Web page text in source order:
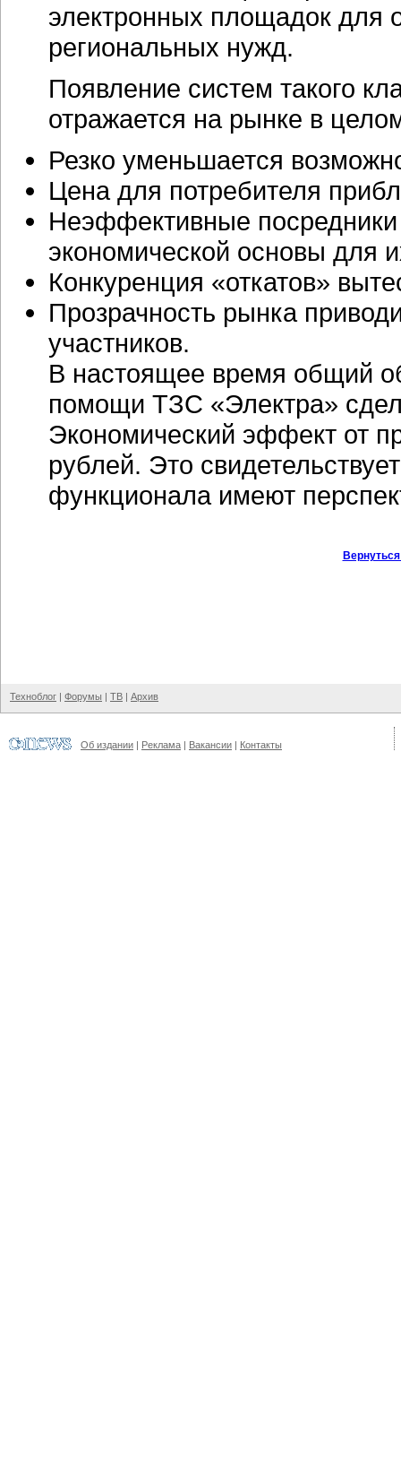
электронных площадок для
региональных нужд.
Появление систем такого
отражается на рынке в
Резко уменьшается
Цена для потребителя
Неэффективные посредники
экономической основы для
Конкуренция «откатов»
Прозрачность рынка
участников.
В настоящее время общий
помощи ТЗС «Электра»
Экономический эффект от
рублей. Это
функционала имеют
Техноблог | Форумы | ТВ | Архив
Об издании | Реклама | Вакансии | Контакты